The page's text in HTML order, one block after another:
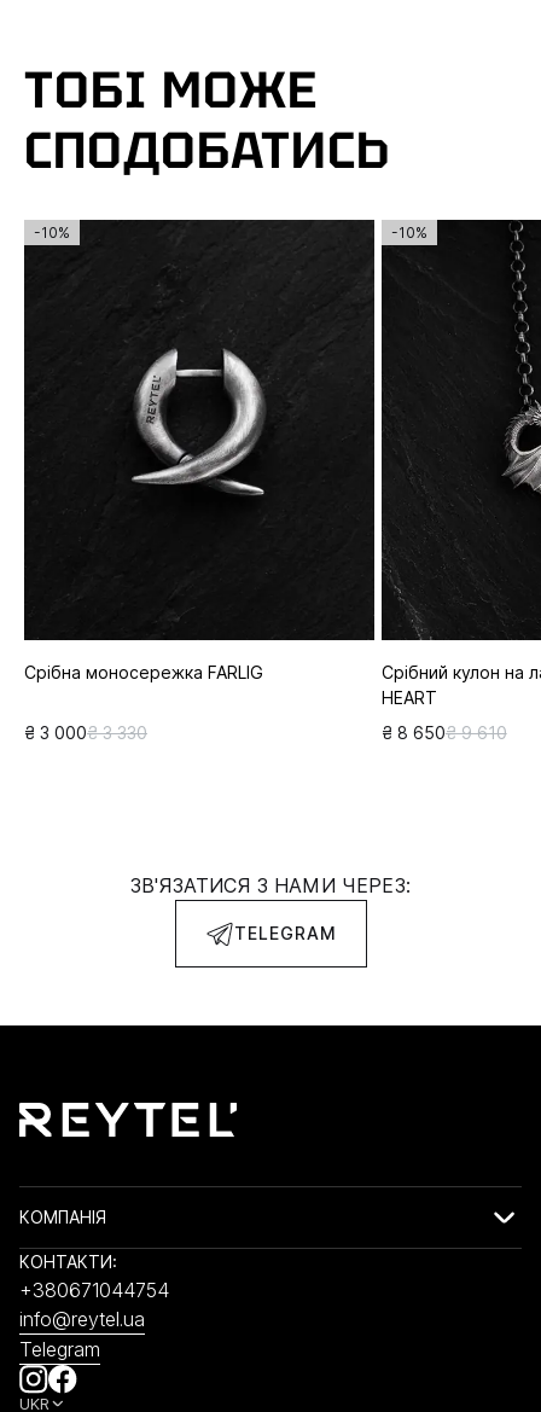
ТОБІ МОЖЕ
СПОДОБАТИСЬ
-10%
Срібна моносережка FARLIG
₴ 3 000₴ 3 330
-10%
Срібний кулон на
HEART
₴ 8 650₴ 9 610
ЗВ'ЯЗАТИСЯ З НАМИ ЧЕРЕЗ:
TELEGRAM
КОМПАНІЯ
КОНТАКТИ:
+380671044754
info@reytel.ua
Telegram
UKR